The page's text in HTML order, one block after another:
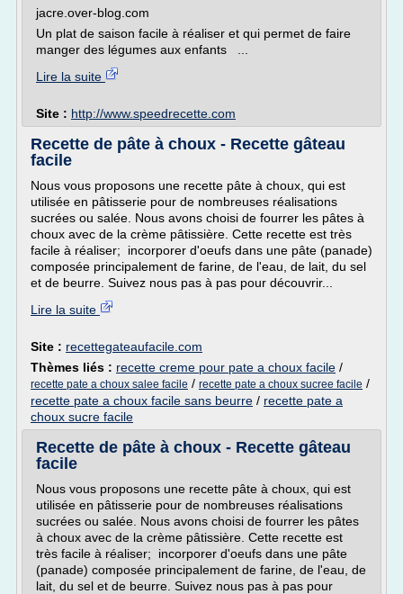
jacre.over-blog.com
Un plat de saison facile à réaliser et qui permet de faire
manger des légumes aux enfants ...
Lire la suite
Site : http://www.speedrecette.com
Recette de pâte à choux - Recette gâteau
facile
Nous vous proposons une recette pâte à choux, qui est
utilisée en pâtisserie pour de nombreuses réalisations
sucrées ou salée. Nous avons choisi de fourrer les pâtes à
choux avec de la crème pâtissière. Cette recette est très
facile à réaliser; incorporer d'oeufs dans une pâte (panade)
composée principalement de farine, de l'eau, de lait, du sel
et de beurre. Suivez nous pas à pas pour découvrir...
Lire la suite
Site : recettegateaufacile.com
Thèmes liés : recette creme pour pate a choux facile /
recette pate a choux salee facile / recette pate a choux sucree facile /
recette pate a choux facile sans beurre / recette pate a
choux sucre facile
Recette de pâte à choux - Recette gâteau
facile
Nous vous proposons une recette pâte à choux, qui est
utilisée en pâtisserie pour de nombreuses réalisations
sucrées ou salée. Nous avons choisi de fourrer les pâtes
à choux avec de la crème pâtissière. Cette recette est
très facile à réaliser; incorporer d'oeufs dans une pâte
(panade) composée principalement de farine, de l'eau, de
lait, du sel et de beurre. Suivez nous pas à pas pour